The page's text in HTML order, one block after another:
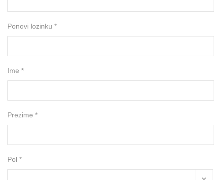
Ponovi lozinku *
Ime *
Prezime *
Pol *